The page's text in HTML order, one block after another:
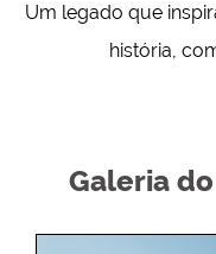
Um legado que
história,
Galeria